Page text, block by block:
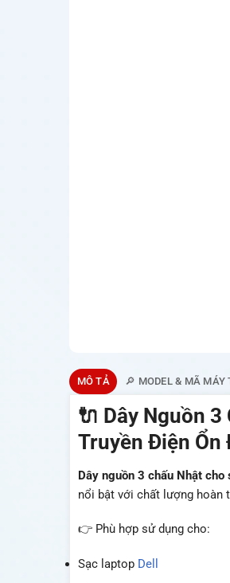
MÔ TẢ 🔎 MODEL & MÃ MÁY
🔌 Dây Nguồn
Truyền Điện Ổn
Dây nguồn 3 chấu Nhật cho
nổi bật với chất lượng hoàn
👉 Phù hợp sử dụng cho:
Sạc laptop Dell